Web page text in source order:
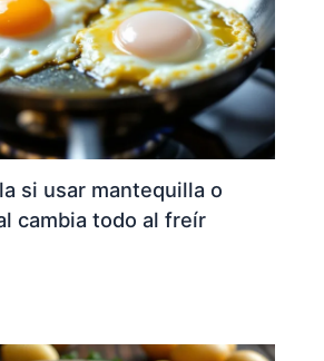
si usar mantequilla o
cambia todo al freír